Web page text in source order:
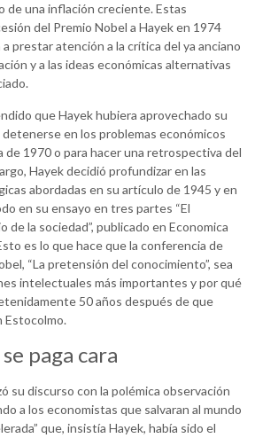
de una inflación creciente. Estas
del Premio Nobel a Hayek en 1974
prestar atención a la crítica del ya anciano
y a las ideas económicas alternativas
que Hayek hubiera aprovechado su
en los problemas económicos
de 1970 o para hacer una retrospectiva del
Hayek decidió profundizar en las
abordadas en su artículo de 1945 y en
en su ensayo en tres partes “El
la sociedad”, publicado en Economica
es lo que hace que la conferencia de
“La pretensión del conocimiento”, sea
intelectuales más importantes y por qué
50 años después de que
Estocolmo.
paga cara
su discurso con la polémica observación
a los economistas que salvaran al mundo
que, insistía Hayek, había sido el